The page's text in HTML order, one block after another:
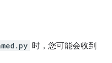
时，您可能会收到